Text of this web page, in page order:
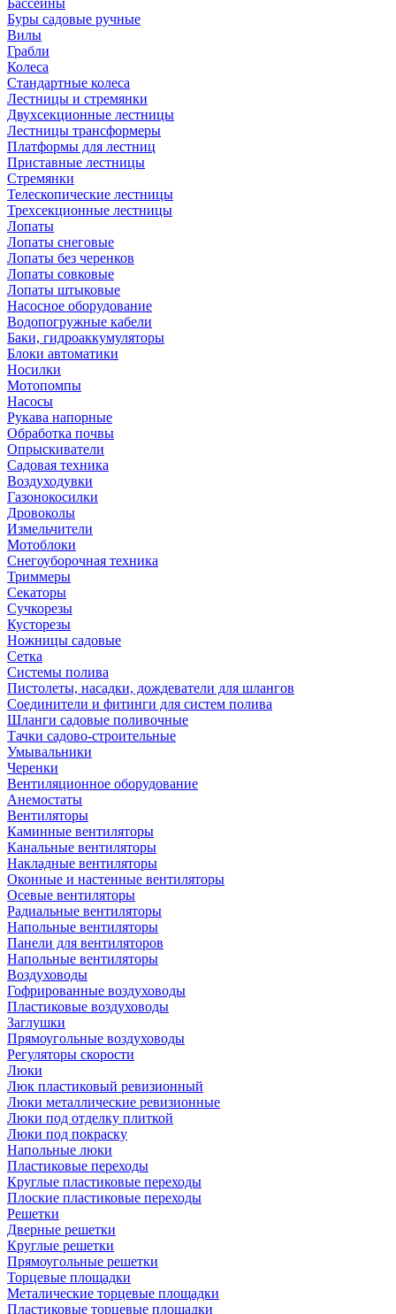
Бассейны
Буры садовые ручные
Вилы
Грабли
Колеса
Стандартные колеса
Лестницы и стремянки
Двухсекционные лестницы
Лестницы трансформеры
Платформы для лестниц
Приставные лестницы
Стремянки
Телескопические лестницы
Трехсекционные лестницы
Лопаты
Лопаты снеговые
Лопаты без черенков
Лопаты совковые
Лопаты штыковые
Насосное оборудование
Водопогружные кабели
Баки, гидроаккумуляторы
Блоки автоматики
Носилки
Мотопомпы
Насосы
Рукава напорные
Обработка почвы
Опрыскиватели
Садовая техника
Воздуходувки
Газонокосилки
Дровоколы
Измельчители
Мотоблоки
Снегоуборочная техника
Триммеры
Секаторы
Сучкорезы
Кусторезы
Ножницы садовые
Сетка
Системы полива
Пистолеты, насадки, дождеватели для шлангов
Соединители и фитинги для систем полива
Шланги садовые поливочные
Тачки садово-строительные
Умывальники
Черенки
Вентиляционное оборудование
Анемостаты
Вентиляторы
Каминные вентиляторы
Канальные вентиляторы
Накладные вентиляторы
Оконные и настенные вентиляторы
Осевые вентиляторы
Радиальные вентиляторы
Напольные вентиляторы
Панели для вентиляторов
Напольные вентиляторы
Воздуховоды
Гофрированные воздуховоды
Пластиковые воздуховоды
Заглушки
Прямоугольные воздуховоды
Регуляторы скорости
Люки
Люк пластиковый ревизионный
Люки металлические ревизионные
Люки под отделку плиткой
Люки под покраску
Напольные люки
Пластиковые переходы
Круглые пластиковые переходы
Плоские пластиковые переходы
Решетки
Дверные решетки
Круглые решетки
Прямоугольные решетки
Торцевые площадки
Металические торцевые площадки
Пластиковые торцевые площадки